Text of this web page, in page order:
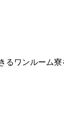
るワンルーム